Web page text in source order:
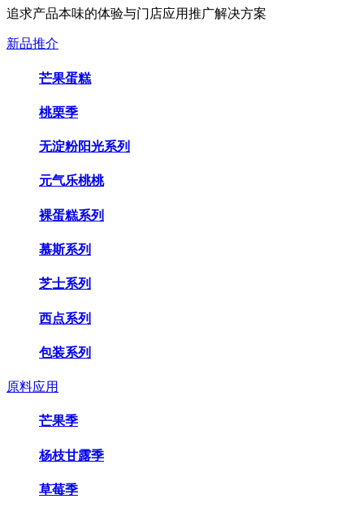
追求产品本味的体验与门店应用推广解决方案
新品推介
芒果蛋糕
桃栗季
无淀粉阳光系列
元气乐桃桃
裸蛋糕系列
慕斯系列
芝士系列
西点系列
包装系列
原料应用
芒果季
杨枝甘露季
草莓季